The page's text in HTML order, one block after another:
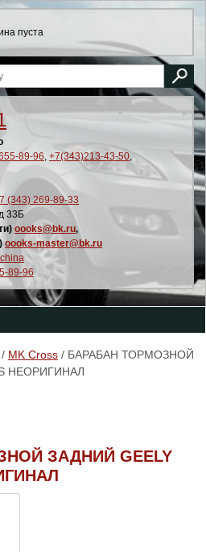
89-96, +7(343)213-43-50,
(343) 269-89-33
33Б
oooks@bk.ru,
oooks-master@bk.ru
89-96
пуста
/ MK Cross / БАРАБАН ТОРМОЗНОЙ
НЕОРИГИНАЛ
ЗАДНИЙ GEELY